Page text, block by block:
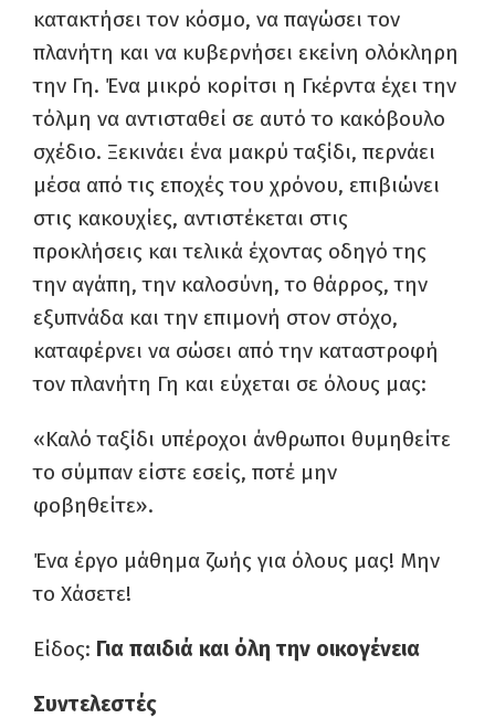
κατακτήσει τον κόσμο, να παγώσει τον
πλανήτη και να κυβερνήσει εκείνη ολόκληρη
την Γη. Ένα μικρό κορίτσι η Γκέρντα έχει την
τόλμη να αντισταθεί σε αυτό το κακόβουλο
σχέδιο. Ξεκινάει ένα μακρύ ταξίδι, περνάει
μέσα από τις εποχές του χρόνου, επιβιώνει
στις κακουχίες, αντιστέκεται στις
προκλήσεις και τελικά έχοντας οδηγό της
την αγάπη, την καλοσύνη, το θάρρος, την
εξυπνάδα και την επιμονή στον στόχο,
καταφέρνει να σώσει από την καταστροφή
τον πλανήτη Γη και εύχεται σε όλους μας:
«Καλό ταξίδι υπέροχοι άνθρωποι θυμηθείτε
το σύμπαν είστε εσείς, ποτέ μην
φοβηθείτε».
Ένα έργο μάθημα ζωής για όλους μας! Μην
το Χάσετε!
Είδος: Για παιδιά και όλη την οικογένεια
Συντελεστές